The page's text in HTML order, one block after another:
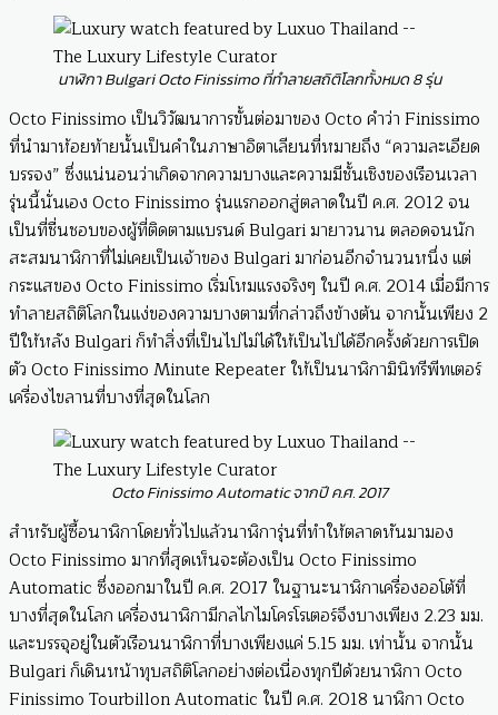
นาฬิกา Bulgari Octo Finissimo ที่ทำลายสถิติโลกทั้งหมด 8 รุ่น
Octo Finissimo เป็นวิวัฒนาการขั้นต่อมาของ Octo คำว่า Finissimo
ที่นำมาห้อยท้ายนั้นเป็นคำในภาษาอิตาเลียนที่หมายถึง “ความละเอียด
บรรจง” ซึ่งแน่นอนว่าเกิดจากความบางและความมีชั้นเชิงของเรือนเวลา
รุ่นนี้นั่นเอง Octo Finissimo รุ่นแรกออกสู่ตลาดในปี ค.ศ. 2012 จน
เป็นที่ชื่นชอบของผู้ที่ติดตามแบรนด์ Bulgari มายาวนาน ตลอดจนนัก
สะสมนาฬิกาที่ไม่เคยเป็นเจ้าของ Bulgari มาก่อนอีกจำนวนหนึ่ง แต่
กระแสของ Octo Finissimo เริ่มโหมแรงจริงๆ ในปี ค.ศ. 2014 เมื่อมีการ
ทำลายสถิติโลกในแง่ของความบางตามที่กล่าวถึงข้างต้น จากนั้นเพียง 2
ปีให้หลัง Bulgari ก็ทำสิ่งที่เป็นไปไม่ได้ให้เป็นไปได้อีกครั้งด้วยการเปิด
ตัว Octo Finissimo Minute Repeater ให้เป็นนาฬิกามินิทรีพีทเตอร์
เครื่องไขลานที่บางที่สุดในโลก
Octo Finissimo Automatic จากปี ค.ศ. 2017
สำหรับผู้ซื้อนาฬิกาโดยทั่วไปแล้วนาฬิการุ่นที่ทำให้ตลาดหันมามอง
Octo Finissimo มากที่สุดเห็นจะต้องเป็น Octo Finissimo
Automatic ซึ่งออกมาในปี ค.ศ. 2017 ในฐานะนาฬิกาเครื่องออโต้ที่
บางที่สุดในโลก เครื่องนาฬิกามีกลไกไมโครโรเตอร์จึงบางเพียง 2.23 มม.
และบรรจุอยู่ในตัวเรือนนาฬิกาที่บางเพียงแค่ 5.15 มม. เท่านั้น จากนั้น
Bulgari ก็เดินหน้าทุบสถิติโลกอย่างต่อเนื่องทุกปีด้วยนาฬิกา Octo
Finissimo Tourbillon Automatic ในปี ค.ศ. 2018 นาฬิกา Octo